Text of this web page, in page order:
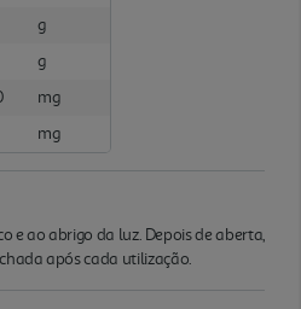
g
g
mg
mg
e ao abrigo da luz. Depois de aberta,
após cada utilização.